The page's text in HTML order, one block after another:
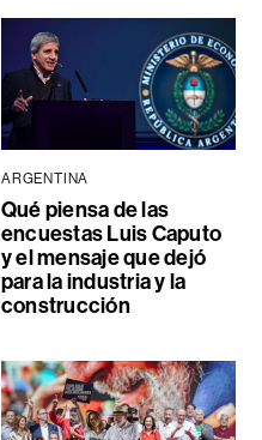
ARGENTINA
Qué piensa de las
encuestas Luis Caputo
y el mensaje que dejó
para la industria y la
construcción